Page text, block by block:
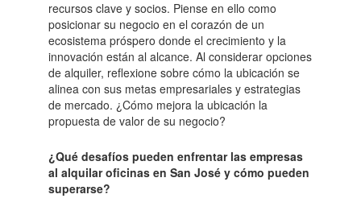
recursos clave y socios. Piense en ello como
posicionar su negocio en el corazón de un
ecosistema próspero donde el crecimiento y la
innovación están al alcance. Al considerar opciones
de alquiler, reflexione sobre cómo la ubicación se
alinea con sus metas empresariales y estrategias
de mercado. ¿Cómo mejora la ubicación la
propuesta de valor de su negocio?
¿Qué desafíos pueden enfrentar las empresas
al alquilar oficinas en San José y cómo pueden
superarse?